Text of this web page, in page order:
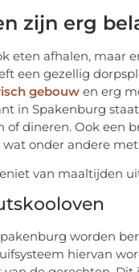
zijn erg
eten afhalen, maar
een gezellig
gebouw en erg
in Spakenburg
dineren. Ook een
onder andere
worden
hiervan